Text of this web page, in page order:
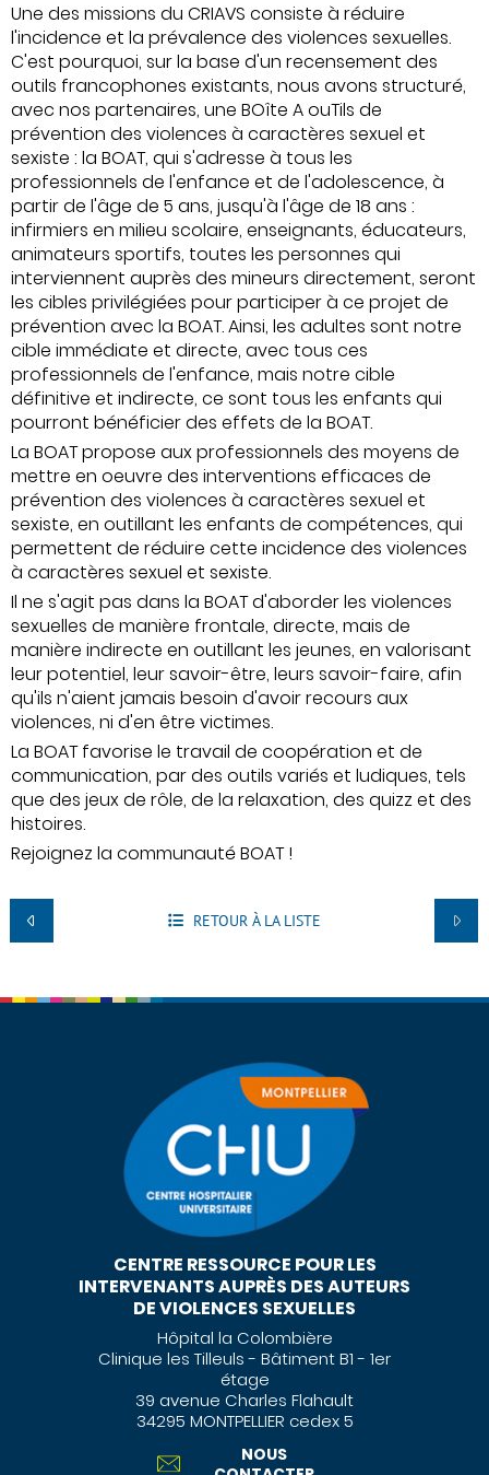
Une des missions du CRIAVS consiste à réduire
l'incidence et la prévalence des violences sexuelles.
C'est pourquoi, sur la base d'un recensement des
outils francophones existants, nous avons structuré,
avec nos partenaires, une BOîte A ouTils de
prévention des violences à caractères sexuel et
sexiste : la BOAT, qui s'adresse à tous les
professionnels de l'enfance et de l'adolescence, à
partir de l'âge de 5 ans, jusqu'à l'âge de 18 ans :
infirmiers en milieu scolaire, enseignants, éducateurs,
animateurs sportifs, toutes les personnes qui
interviennent auprès des mineurs directement, seront
les cibles privilégiées pour participer à ce projet de
prévention avec la BOAT. Ainsi, les adultes sont notre
cible immédiate et directe, avec tous ces
professionnels de l'enfance, mais notre cible
définitive et indirecte, ce sont tous les enfants qui
pourront bénéficier des effets de la BOAT.
La BOAT propose aux professionnels des moyens de
mettre en oeuvre des interventions efficaces de
prévention des violences à caractères sexuel et
sexiste, en outillant les enfants de compétences, qui
permettent de réduire cette incidence des violences
à caractères sexuel et sexiste.
Il ne s'agit pas dans la BOAT d'aborder les violences
sexuelles de manière frontale, directe, mais de
manière indirecte en outillant les jeunes, en valorisant
leur potentiel, leur savoir-être, leurs savoir-faire, afin
qu'ils n'aient jamais besoin d'avoir recours aux
violences, ni d'en être victimes.
La BOAT favorise le travail de coopération et de
communication, par des outils variés et ludiques, tels
que des jeux de rôle, de la relaxation, des quizz et des
histoires.
Rejoignez la communauté BOAT !
RETOUR À LA LISTE
CENTRE RESSOURCE POUR LES
INTERVENANTS AUPRÈS DES AUTEURS
DE VIOLENCES SEXUELLES
Hôpital la Colombière
Clinique les Tilleuls - Bâtiment B1 - 1er
étage
39 avenue Charles Flahault
34295 MONTPELLIER cedex 5
NOUS